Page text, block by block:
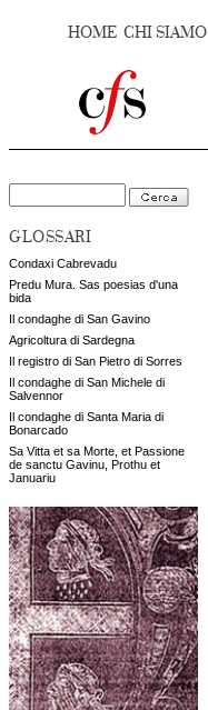
HOME CHI SIAMO
GLOSSARI
Condaxi Cabrevadu
Predu Mura. Sas poesias d'una
bida
Il condaghe di San Gavino
Agricoltura di Sardegna
Il registro di San Pietro di Sorres
Il condaghe di San Michele di
Salvennor
Il condaghe di Santa Maria di
Bonarcado
Sa Vitta et sa Morte, et Passione
de sanctu Gavinu, Prothu et
Januariu